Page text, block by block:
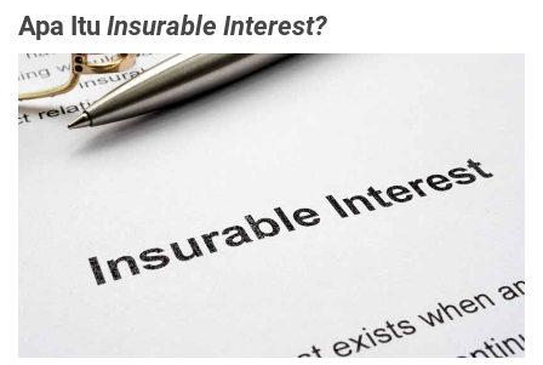
Apa ItuInsurable Interest?